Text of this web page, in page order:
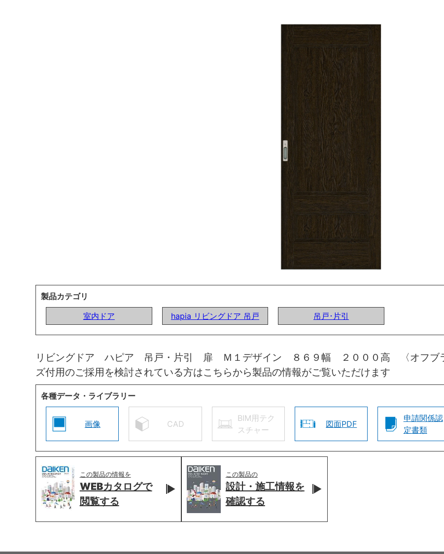
製品カテゴリ
室内ドア
hapia リビングドア 吊戸 吊戸･片引
リビングドア ハピア 吊戸・片引 扉 Ｍ１デザイン ８６９幅 ２０００高 〈オフ
ズ付用のご採用を検討されている方はこちらから製品の情報がご覧いただけます
各種データ・ライブラリー
画像 CAD
BIM用テク
スチャー
図面PDF
申請関係認
定書類
この製品の情報を
WEBカタログで
閲覧する
この製品の
設計・施工情報を
確認する